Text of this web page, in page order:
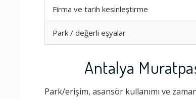
Firma ve tarih kesinleştirme
Park / değerli eşyalar
Antalya
Park/erişim, asansör kullanımı ve